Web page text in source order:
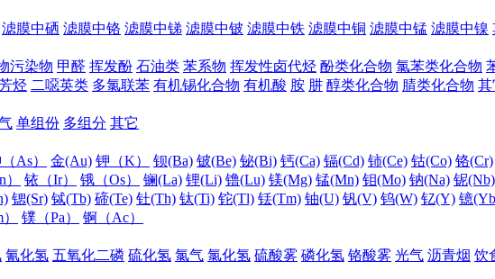
滤膜中硒 滤膜中铬 滤膜中锑 滤膜中铍 滤膜中铁 滤膜中铜 滤膜中锰 滤膜中镍
污染物 甲醛 挥发酚 石油类 苯系物 挥发性卤代烃 酚类化合物 氯苯类化合物
烃 二噁英类 多氯联苯 有机锡化合物 有机酸 胺 肼 醇类化合物 腈类化合物 其
单组份 多组分 其它
As） 金(Au) 钾（K） 钡(Ba) 铍(Be) 铋(Bi) 钙(Ca) 镉(Cd) 铈(Ce) 钴(Co) 铬(Cr)
铱（Ir） 锇（Os） 镧(La) 锂(Li) 镥(Lu) 镁(Mg) 锰(Mn) 钼(Mo) 钠(Na) 铌(Nb)
锶(Sr) 铽(Tb) 碲(Te) 钍(Th) 钛(Ti) 铊(Tl) 铥(Tm) 铀(U) 钒(V) 钨(W) 钇(Y) 镱
镤（Pa）
锕（Ac）
氰化氢 五氧化二磷 硫化氢 氯气 氯化氢 硫酸雾 磷化氢 铬酸雾 光气 沥青烟 饮